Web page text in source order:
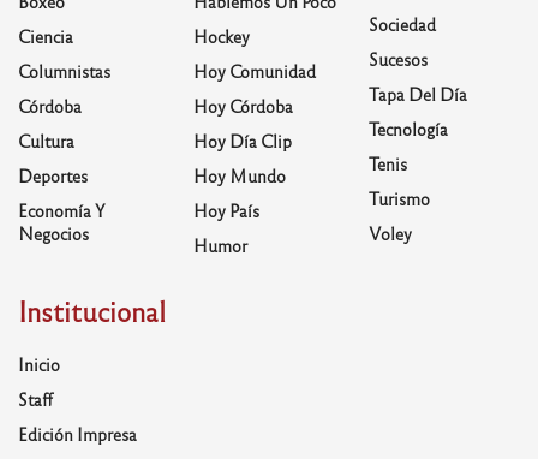
Ciencia
Columnistas
Córdoba
Cultura
Deportes
Economía Y
Negocios
Hockey
Hoy Comunidad
Hoy Córdoba
Hoy Día Clip
Hoy Mundo
Hoy País
Humor
Sociedad
Sucesos
Tapa Del Día
Tecnología
Tenis
Turismo
Voley
Institucional
Inicio
Staff
Edición Impresa